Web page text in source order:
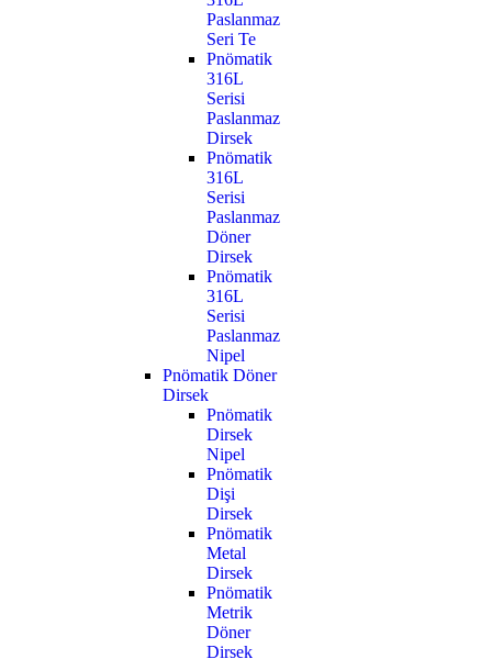
Paslanmaz
Seri Te
Pnömatik
316L
Serisi
Paslanmaz
Dirsek
Pnömatik
316L
Serisi
Paslanmaz
Döner
Dirsek
Pnömatik
316L
Serisi
Paslanmaz
Nipel
Pnömatik Döner
Dirsek
Pnömatik
Dirsek
Nipel
Pnömatik
Dişi
Dirsek
Pnömatik
Metal
Dirsek
Pnömatik
Metrik
Döner
Dirsek